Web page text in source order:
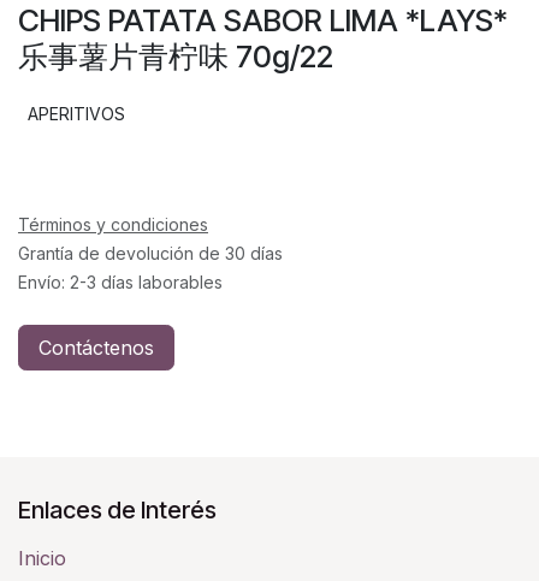
CHIPS PATATA SABOR LIMA *LAYS*
乐事薯片青柠味 70g/22
APERITIVOS
Términos y condiciones
Grantía de devolución de 30 días
Envío: 2-3 días laborables
Contáctenos
Enlaces de Interés
Inicio